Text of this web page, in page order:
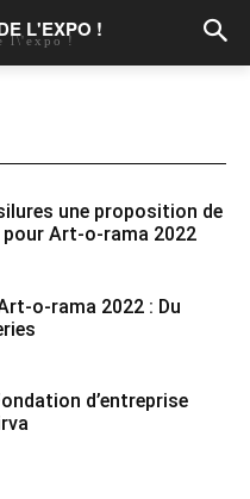
L'EXPO !
l\'expo !
une proposition de
Art-o-rama 2022
o-rama 2022 : Du
d’entreprise